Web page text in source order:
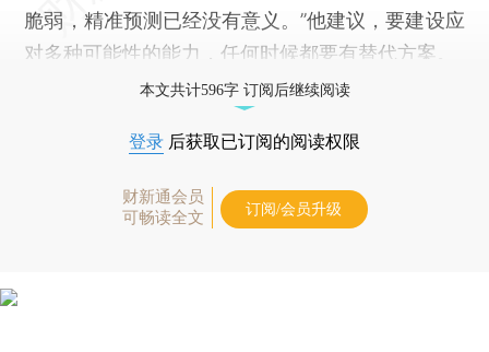
脆弱，精准预测已经没有意义。”他建议，要建设应
对多种可能性的能力，任何时候都要有替代方案。
本文共计596字 订阅后继续阅读
登录 后获取已订阅的阅读权限
财新通会员
可畅读全文
订阅/会员升级